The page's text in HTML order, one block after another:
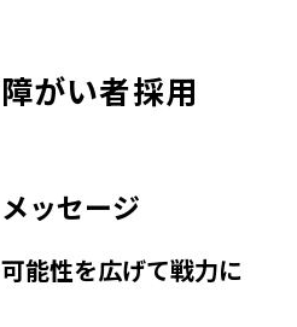
障がい者採用
メッセージ
可能性を広げて戦力に